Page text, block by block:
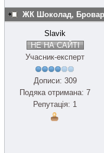
ЖК Шоколад,
Slavik
НЕ НА САЙТІ
Учасник-експерт
Дописи: 309
Подяка отримана: 7
Репутація: 1